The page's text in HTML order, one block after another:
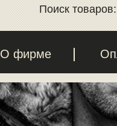
Поиск товаров:
О фирме